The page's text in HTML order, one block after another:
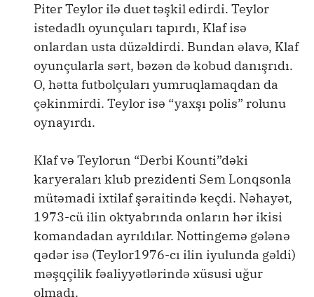
Piter Teylor ilə duet təşkil edirdi. Teylor
istedadlı oyunçuları tapırdı, Klaf isə
onlardan usta düzəldirdi. Bundan əlavə, Klaf
oyunçularla sərt, bəzən də kobud danışrıdı.
O, hətta futbolçuları yumruqlamaqdan da
çəkinmirdi. Teylor isə “yaxşı polis” rolunu
oynayırdı.
Klaf və Teylorun “Derbi Kounti”dəki
karyeraları klub prezidenti Sem Lonqsonla
mütəmadi ixtilaf şəraitində keçdi. Nəhayət,
1973-cü ilin oktyabrında onların hər ikisi
komandadan ayrıldılar. Nottingemə gələnə
qədər isə (Teylor1976-cı ilin iyulunda gəldi)
məşqçilik fəaliyyətlərində xüsusi uğur
olmadı.